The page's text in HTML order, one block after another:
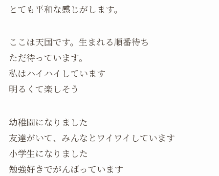
とても平和な感じがします。
ここは天国です。生まれる順番待ち
ただ待っています。
私はハイハイしています
明るくて楽しそう
幼稚園になりました
友達がいて、みんなとワイワイしています
小学生になりました
勉強好きでがんばっています